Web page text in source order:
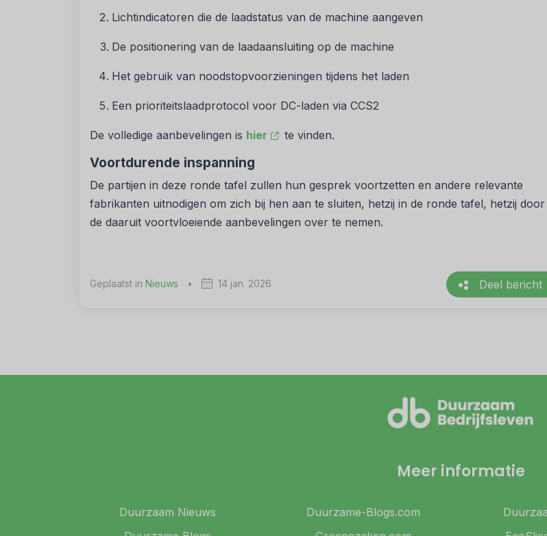
Lichtindicatoren die de laadstatus van de machine aangeven
De positionering van de laadaansluiting op de machine
Het gebruik van noodstopvoorzieningen tijdens het laden
Een prioriteitslaadprotocol voor DC-laden via CCS2
De volledige aanbevelingen is hier te vinden.
Voortdurende inspanning
De partijen in deze ronde tafel zullen hun gesprek voortzetten en andere relevante
fabrikanten uitnodigen om zich bij hen aan te sluiten, hetzij in de ronde tafel, hetzij door
de daaruit voortvloeiende aanbevelingen over te nemen.
Geplaatst in Nieuws • 14 jan. 2026 Deel bericht
Meer informatie
Duurzaam Nieuws
Duurzame-Blogs.com